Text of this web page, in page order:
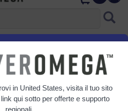
e controller
in United States, visita il tuo sito
qui sotto per offerte e supporto
regionali.